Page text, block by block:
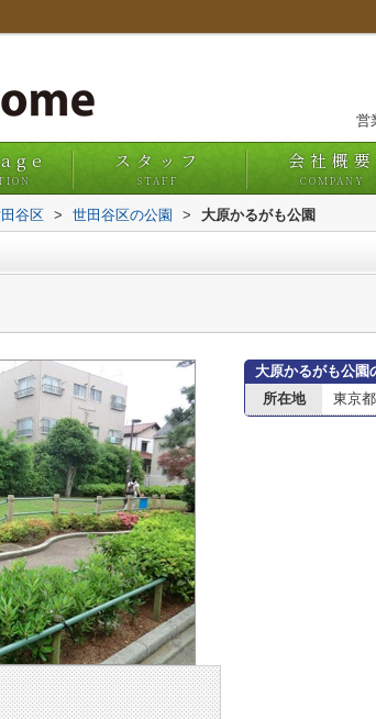
営
スタッフ
STAFF
会社概要
COMPANY
谷区 > 世田谷区の公園 > 大原かるがも公園
大原かるがも公園
所在地
東京